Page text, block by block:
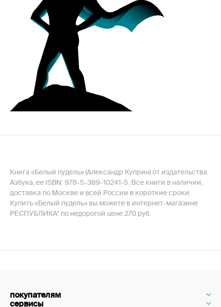
Книга «Белый пудель» (Александр Куприн) от издательства
Азбука, ее ISBN: 978-5-389-10241-5. Все книги в наличии,
доставка по Москве и всей России в короткие сроки.
Купить «Белый пудель» вы можете в интернет-магазине
РЕСПУБЛИКА* по недорогой цене 270 руб.
покупателям
сервисы